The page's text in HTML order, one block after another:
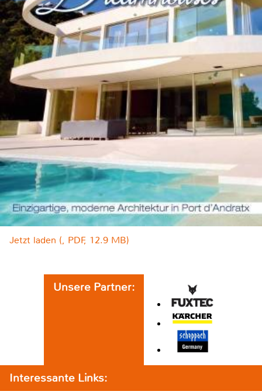
Jetzt laden (, PDF, 12.9 MB)
Unsere Partner:
Interessante Links: